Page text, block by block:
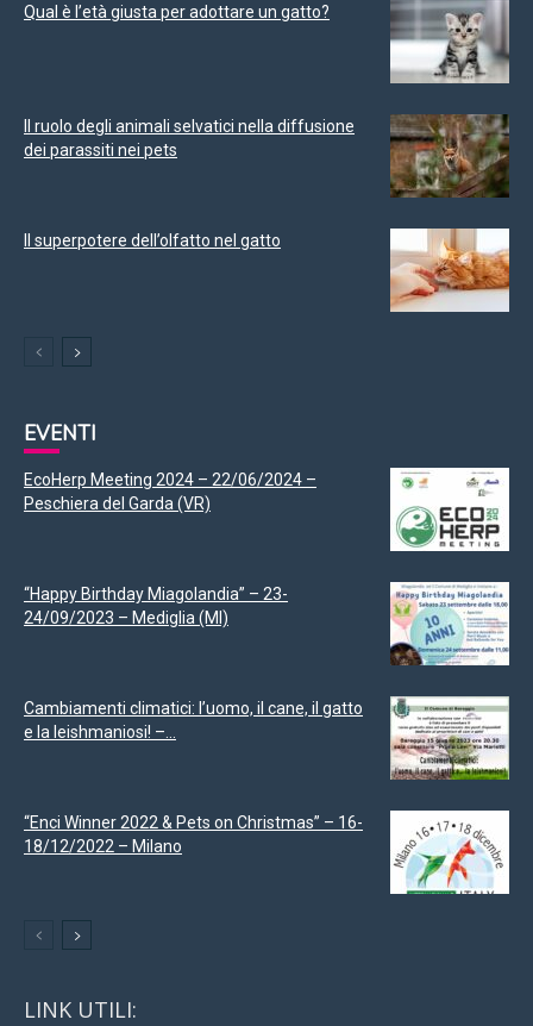
Qual è l’età giusta per adottare un gatto?
Il ruolo degli animali selvatici nella diffusione
dei parassiti nei pets
Il superpotere dell’olfatto nel gatto
EVENTI
EcoHerp Meeting 2024 – 22/06/2024 –
Peschiera del Garda (VR)
“Happy Birthday Miagolandia” – 23-
24/09/2023 – Mediglia (MI)
Cambiamenti climatici: l’uomo, il cane, il gatto
e la leishmaniosi! –...
“Enci Winner 2022 & Pets on Christmas” – 16-
18/12/2022 – Milano
LINK UTILI: